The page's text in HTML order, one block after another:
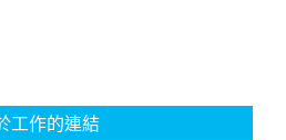
工作的連結